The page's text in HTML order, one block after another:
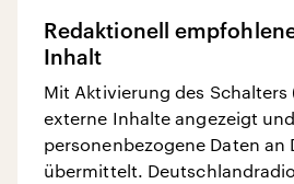
Redaktionell
Inhalt
Mit Aktivierung des Schalters
externe Inhalte angezeigt und
personenbezogene Daten
übermittelt.